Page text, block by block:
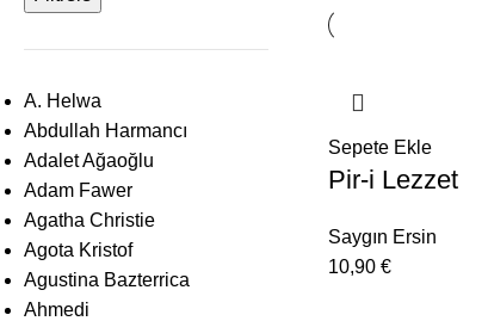
A. Helwa
Abdullah Harmancı
Adalet Ağaoğlu
Adam Fawer
Agatha Christie
Agota Kristof
Agustina Bazterrica
Ahmedi
Sepete Ekle
Pir-i Lezzet
Saygın Ersin
10,90 €